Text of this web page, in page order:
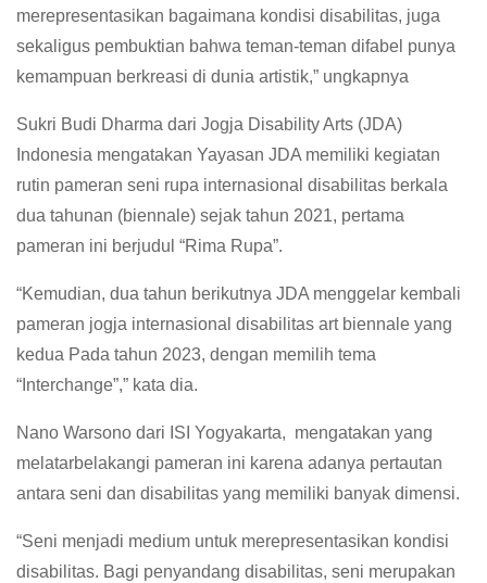
merepresentasikan bagaimana kondisi disabilitas, juga
sekaligus pembuktian bahwa teman-teman difabel punya
kemampuan berkreasi di dunia artistik,” ungkapnya
Sukri Budi Dharma dari Jogja Disability Arts (JDA)
Indonesia mengatakan Yayasan JDA memiliki kegiatan
rutin pameran seni rupa internasional disabilitas berkala
dua tahunan (biennale) sejak tahun 2021, pertama
pameran ini berjudul “Rima Rupa”.
“Kemudian, dua tahun berikutnya JDA menggelar kembali
pameran jogja internasional disabilitas art biennale yang
kedua Pada tahun 2023, dengan memilih tema
“Interchange”,” kata dia.
Nano Warsono dari ISI Yogyakarta, mengatakan yang
melatarbelakangi pameran ini karena adanya pertautan
antara seni dan disabilitas yang memiliki banyak dimensi.
“Seni menjadi medium untuk merepresentasikan kondisi
disabilitas. Bagi penyandang disabilitas, seni merupakan